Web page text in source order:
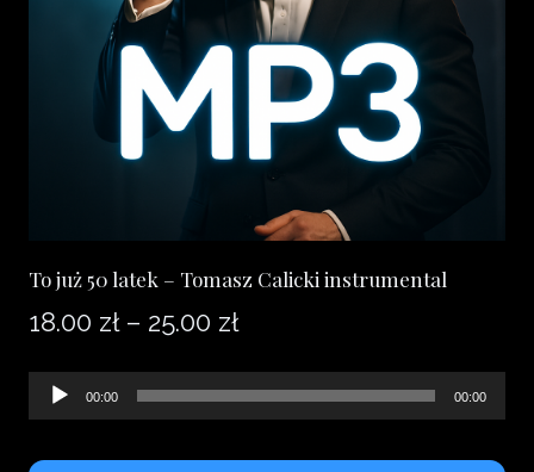
produktu
To już 50 latek – Tomasz Calicki instrumental
18.00 zł – 25.00 złZakres
cen:
od
18.00 zł
Odtwarzacz
plików
dźwiękowych
00:00 00:00